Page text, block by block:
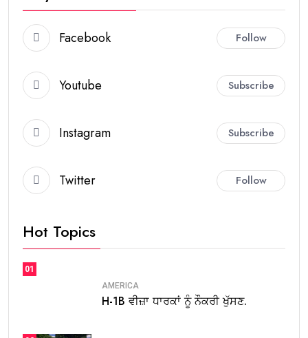
Facebook Follow
Youtube Subscribe
Instagram Subscribe
Twitter Follow
Hot Topics
01
AMERICA
H-1B ਵੀਜ਼ਾ ਧਾਰਕਾਂ ਨੂੰ ਨੌਕਰੀ ਖੁੱਸਣ.